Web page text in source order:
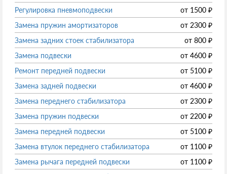
Регулировка пневмоподвески
от 1500 ₽
Замена пружин амортизаторов
от 2300 ₽
Замена задних стоек стабилизатора
от 800 ₽
Замена подвески
от 4600 ₽
Ремонт передней подвески
от 5100 ₽
Замена задней подвески
от 4600 ₽
Замена переднего стабилизатора
от 2300 ₽
Замена пружин подвески
от 2200 ₽
Замена передней подвески
от 5100 ₽
Замена втулок переднего стабилизатора
от 1100 ₽
Замена рычага передней подвески
от 1100 ₽